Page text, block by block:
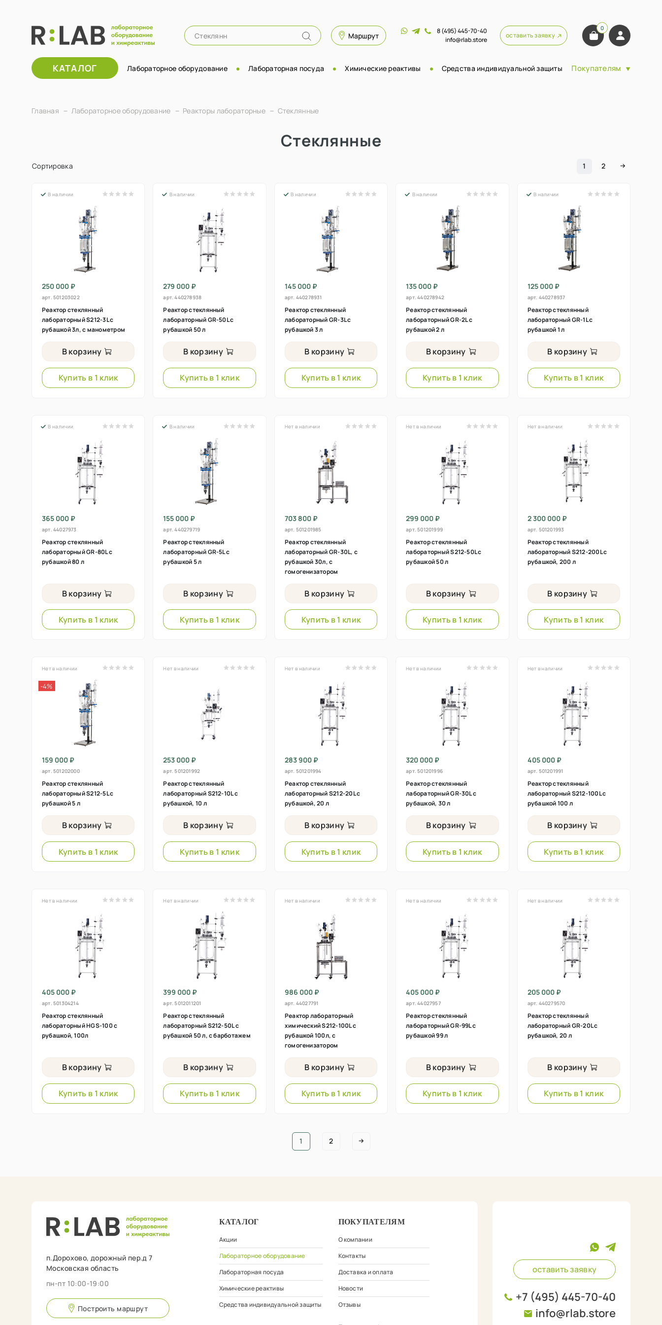
Маршрут
8 (495) 445-70-40
info@rlab.store
оставить заявку
0
КАТАЛОГ Лабораторное оборудование Лабораторная посуда Химические реактивы Средства индивидуальной защиты Покупателям
Главная Лабораторное оборудование Реакторы лабораторные Стеклянные
Стеклянные
Сортировка 1 2
В наличии
250 000 ₽
арт. 501203022
Реактор стеклянный
лабораторный S212-3L с
рубашкой 3л, с манометром
В корзину
Купить в 1 клик
В наличии
279 000 ₽
арт.440278938
Реактор стеклянный
лабораторный GR-50L с
рубашкой 50 л
В корзину
Купить в 1 клик
В наличии
145 000 ₽
арт. 440278931
Реактор стеклянный
лабораторный GR-3L с
рубашкой 3 л
В корзину
Купить в 1 клик
В наличии
135 000 ₽
арт.440278942
Реактор стеклянный
лабораторный GR-2L с
рубашкой 2 л
В корзину
Купить в 1 клик
В наличии
125 000 ₽
арт. 440278937
Реактор стеклянный
лабораторный GR-1L с
рубашкой 1 л
В корзину
Купить в 1 клик
В наличии
365 000 ₽
арт. 44027973
Реактор стеклянный
лабораторный GR-80L с
рубашкой 80 л
В корзину
Купить в 1 клик
В наличии
155 000 ₽
арт.440279719
Реактор стеклянный
лабораторный GR-5L с
рубашкой 5 л
В корзину
Купить в 1 клик
Нет в наличии
703 800 ₽
арт. 501201985
Реактор стеклянный
лабораторный GR-30L, с
рубашкой 30л, с
гомогенизатором
В корзину
Купить в 1 клик
Нет в наличии
299 000 ₽
арт.501201999
Реактор стеклянный
лабораторный S212-50L с
рубашкой 50 л
В корзину
Купить в 1 клик
Нет в наличии
2 300 000 ₽
арт. 501201993
Реактор стеклянный
лабораторный S212-200L с
рубашкой, 200 л
В корзину
Купить в 1 клик
Нет в наличии
-4%
159 000 ₽
арт. 501202000
Реактор стеклянный
лабораторный S212-5L с
рубашкой 5 л
В корзину
Купить в 1 клик
Нет в наличии
253 000 ₽
арт.501201992
Реактор стеклянный
лабораторный S212-10L с
рубашкой, 10 л
В корзину
Купить в 1 клик
Нет в наличии
283 900 ₽
арт. 501201994
Реактор стеклянный
лабораторный S212-20L с
рубашкой, 20 л
В корзину
Купить в 1 клик
Нет в наличии
320 000 ₽
арт.501201996
Реактор стеклянный
лабораторный GR-30L с
рубашкой, 30 л
В корзину
Купить в 1 клик
Нет в наличии
405 000 ₽
арт. 501201991
Реактор стеклянный
лабораторный S212-100L с
рубашкой 100 л
В корзину
Купить в 1 клик
Нет в наличии
405 000 ₽
арт. 501304214
Реактор стеклянный
лабораторный HGS-100 с
рубашкой, 100л
В корзину
Купить в 1 клик
Нет в наличии
399 000 ₽
арт.5012011201
Реактор стеклянный
лабораторный S212-50L с
рубашкой 50 л, с барботажем
В корзину
Купить в 1 клик
Нет в наличии
986 000 ₽
арт. 44027791
Реактор лабораторный
химический S212-100L с
рубашкой 100л, с
гомогенизатором
В корзину
Купить в 1 клик
Нет в наличии
405 000 ₽
арт.44027957
Реактор стеклянный
лабораторный GR-99L с
рубашкой 99 л
В корзину
Купить в 1 клик
Нет в наличии
205 000 ₽
арт. 440279570
Реактор стеклянный
лабораторный GR-20L с
рубашкой, 20 л
В корзину
Купить в 1 клик
1 2
КАТАЛОГ
Акции
Лабораторное оборудование
Лабораторная посуда
Химические реактивы
Средства индивидуальной защиты
ПОКУПАТЕЛЯМ
О компании
Контакты
Доставка и оплата
Новости
Отзывы
п.Дорохово, дорожный пер.д 7
Московская область
пн-пт 10:00-19:00
Построить маршрут
оставить заявку
+7 (495) 445-70-40
info@rlab.store